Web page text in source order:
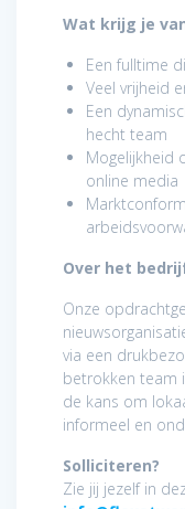
Wat krijg je
Een fulltime
Veel vrijheid
Een
hecht team
Mogelijkheid
online media
Over het
Onze
via een
betrokken team
de kans om
informeel en
Solliciteren?
Zie jij jezelf in